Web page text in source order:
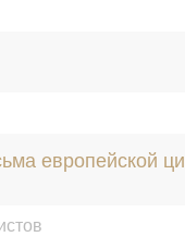
европейской